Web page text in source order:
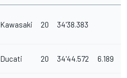
Kawasaki 20 34'38.383
Ducati 20 34'44.572 6.189